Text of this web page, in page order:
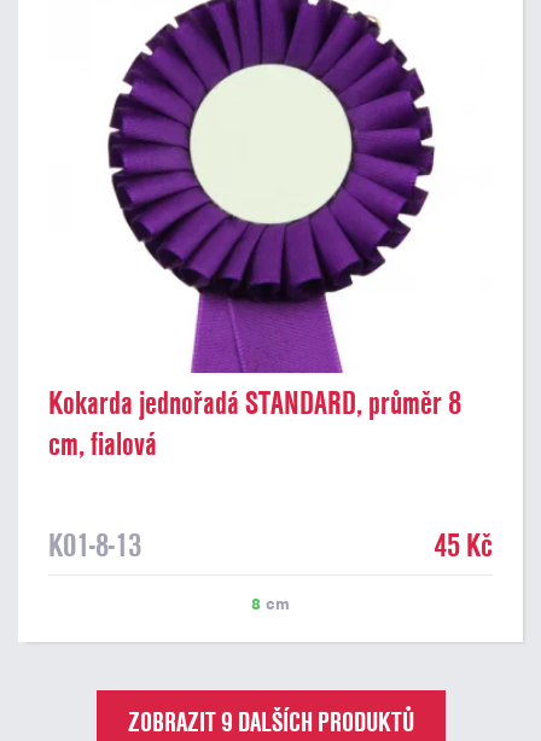
Kokarda jednořadá STANDARD, průměr 8
cm, fialová
K01-8-13 45 Kč
8 cm
ZOBRAZIT 9 DALŠÍCH PRODUKTŮ